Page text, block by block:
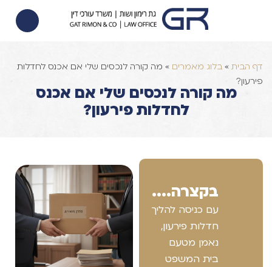
דף הבית »בלוג מאמרים » מה קורה לנכסים שלי אם אכנס לחדלות
פירעון?
מה קורה לנכסים שלי אם אכנס
לחדלות פירעון?
בקצרה....
עם כניסה להליך
חדלות פירעון,
נאמן מטעם
בית המשפט